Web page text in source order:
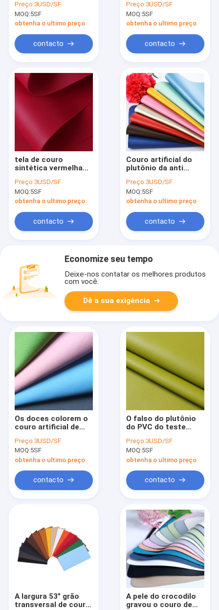
da largura de TGKELL
137cm
Preço:3USD/SF
MOQ:5SF
obtenha o ultimo preço
contacto
cobre a tela de
Microfiber da
camurça do plutônio
Preço:3USD/SF
MOQ:5SF
obtenha o ultimo preço
contacto
tela de couro
sintética vermelha
do falso do plutônio
do vinho de 1.7-
1.8mm para o banco
Preço:3USD/SF
MOQ:5SF
obtenha o ultimo preço
contacto
Couro artificial do
plutônio da anti
dobro do oídio para o
forro das sapatas
Preço:3USD/SF
MOQ:5SF
obtenha o ultimo preço
contacto
Economize seu tempo
Deixe-nos contatar os melhores produtos
com você.
Dê a sua exigência
Os doces colorem o
couro artificial de
plutônio de 0.8mm
para o estofamento
Preço:3USD/SF
MOQ:5SF
obtenha o ultimo preço
contacto
O falso do plutônio
do PVC do teste
cobre o material
sintético do plutônio
da tela 1.2mm
Preço:3USD/SF
MOQ:5SF
obtenha o ultimo preço
contacto
A largura 53" grão
transversal de couro
A pele do crocodilo
gravou o couro de